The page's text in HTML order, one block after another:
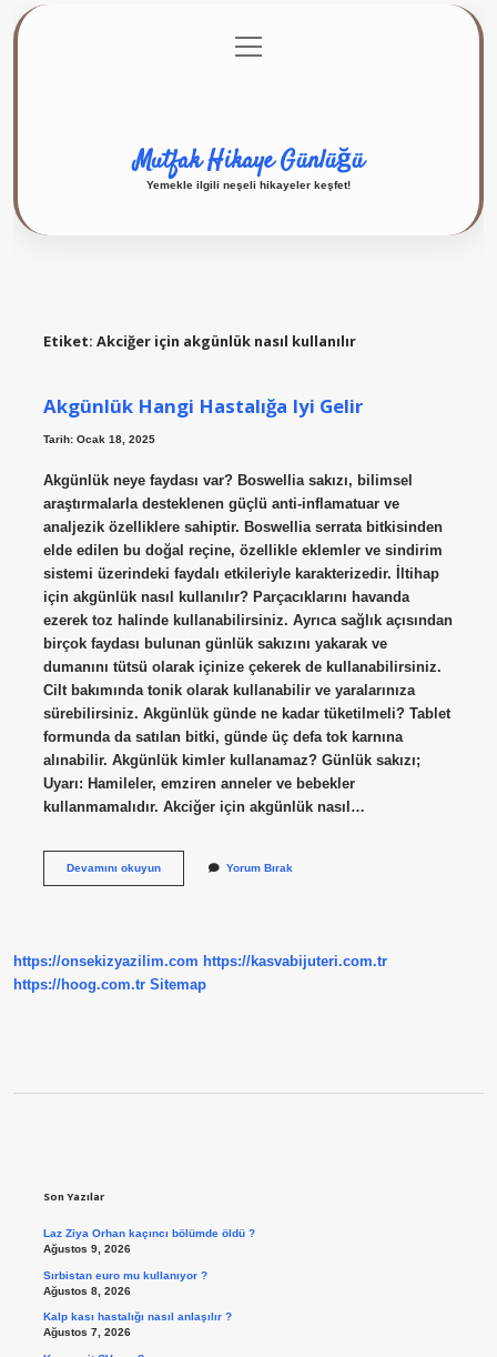
Gizlilik Politikası
menüyü
aç
Mutfak Hikaye Günlüğü
Yemekle ilgili neşeli hikayeler keşfet!
Etiket: Akciğer için akgünlük nasıl kullanılır
Akgünlük Hangi Hastalığa Iyi Gelir
Tarih: Ocak 18, 2025
Akgünlük neye faydası var? Boswellia sakızı, bilimsel
araştırmalarla desteklenen güçlü anti-inflamatuar ve
analjezik özelliklere sahiptir. Boswellia serrata bitkisinden
elde edilen bu doğal reçine, özellikle eklemler ve sindirim
sistemi üzerindeki faydalı etkileriyle karakterizedir. İltihap
için akgünlük nasıl kullanılır? Parçacıklarını havanda
ezerek toz halinde kullanabilirsiniz. Ayrıca sağlık açısından
birçok faydası bulunan günlük sakızını yakarak ve
dumanını tütsü olarak içinize çekerek de kullanabilirsiniz.
Cilt bakımında tonik olarak kullanabilir ve yaralarınıza
sürebilirsiniz. Akgünlük günde ne kadar tüketilmeli? Tablet
formunda da satılan bitki, günde üç defa tok karnına
alınabilir. Akgünlük kimler kullanamaz? Günlük sakızı;
Uyarı: Hamileler, emziren anneler ve bebekler
kullanmamalıdır. Akciğer için akgünlük nasıl…
Devamını okuyunAkgünlük
Yorum Bırak
https://onsekizyazilim.com https://kasvabijuteri.com.tr
https://hoog.com.tr Sitemap
Son Yazılar
Laz Ziya Orhan kaçıncı bölümde öldü ?
Ağustos 9, 2026
Sırbistan euro mu kullanıyor ?
Ağustos 8, 2026
Kalp kası hastalığı nasıl anlaşılır ?
Ağustos 7, 2026